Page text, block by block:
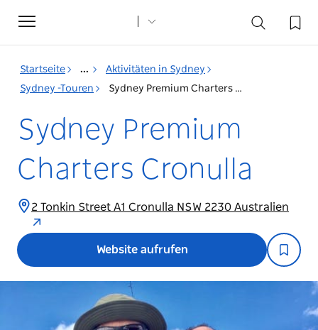
Toggle
navigation
Startseite ...
Aktivitäten in Sydney
Sydney -Touren
Sydney Premium Charters Cronulla
Sydney Premium
Charters Cronulla
2 Tonkin Street A1 Cronulla NSW 2230 Australien
Website aufrufen